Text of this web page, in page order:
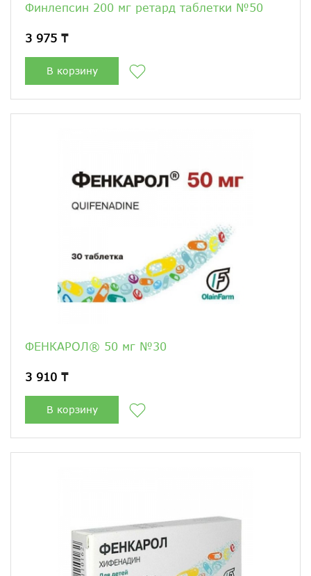
Финлепсин 200 мг ретард таблетки №50
3 975 ₸
В корзину
ФЕНКАРОЛ® 50 мг №30
3 910 ₸
В корзину